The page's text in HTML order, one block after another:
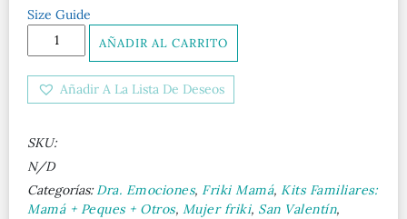
Size Guide
Corazón
Vestido
de
algodón
cantidad
AÑADIR AL CARRITO
Añadir A La Lista De Deseos
SKU:
N/D
Categorías: Dra. Emociones, Friki Mamá, Kits Familiares:
Mamá + Peques + Otros, Mujer friki, San Valentín,